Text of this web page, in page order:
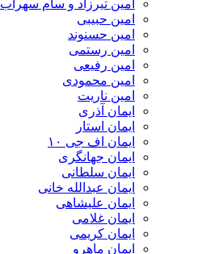
امین تیرزاد و سام سهراب
امین حبیبی
امین حسنوند
امین رستمی
امین رفیعی
امین محمودی
امین ناریت
ایمان آذری
ایمان استار
ایمان اف جی ۱۰
ایمان جهانگری
ایمان سلطانی
ایمان عبدالله خانی
ایمان علیشاهی
ایمان غلامی
ایمان کریمی
ایمان ماهرو